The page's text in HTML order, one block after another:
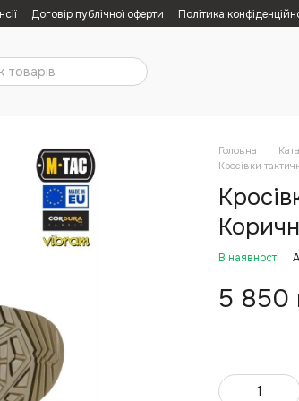
Договір публічної оферти Політика
Головна
Кросівки
В наявності
5 850